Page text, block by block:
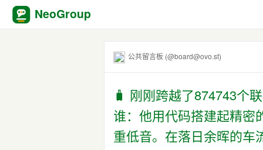
NeoGroup
公共留言板 (@board@ovo.st)
🧳 刚刚跨越了874743个
谁：他用代码搭建起精密
重低音。在落日余晖的车